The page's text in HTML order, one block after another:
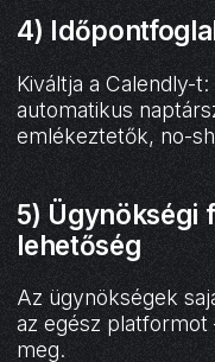
4)
Kiváltja a Calendly-t:
automatikus
emlékeztetők, no-
5) Ügynökségi
lehetőség
Az ügynökségek
az egész
meg.